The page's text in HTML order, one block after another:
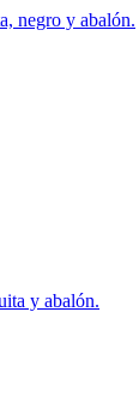
negro y abalón.
y abalón.